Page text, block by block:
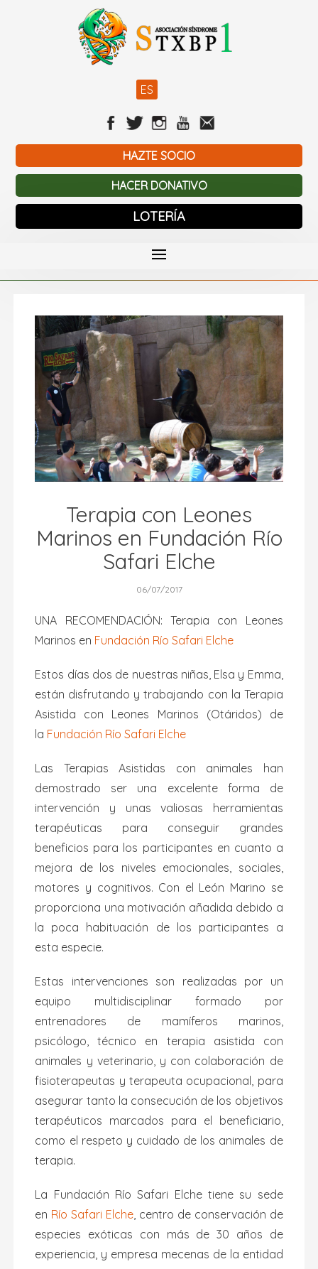
ES
HAZTE SOCIO
HACER DONATIVO
LOTERÍA
Terapia con Leones
Marinos en Fundación Río
Safari Elche
06/07/2017
UNA RECOMENDACIÓN: Terapia con Leones
Marinos en Fundación Río Safari Elche
Estos días dos de nuestras niñas, Elsa y Emma,
están disfrutando y trabajando con la Terapia
Asistida con Leones Marinos (Otáridos) de
la Fundación Río Safari Elche
Las Terapias Asistidas con animales han
demostrado ser una excelente forma de
intervención y unas valiosas herramientas
terapéuticas para conseguir grandes
beneficios para los participantes en cuanto a
mejora de los niveles emocionales, sociales,
motores y cognitivos. Con el León Marino se
proporciona una motivación añadida debido a
la poca habituación de los participantes a
esta especie.
Estas intervenciones son realizadas por un
equipo multidisciplinar formado por
entrenadores de mamíferos marinos,
psicólogo, técnico en terapia asistida con
animales y veterinario, y con colaboración de
fisioterapeutas y terapeuta ocupacional, para
asegurar tanto la consecución de los objetivos
terapéuticos marcados para el beneficiario,
como el respeto y cuidado de los animales de
terapia.
La Fundación Río Safari Elche tiene su sede
en Río Safari Elche, centro de conservación de
especies exóticas con más de 30 años de
experiencia, y empresa mecenas de la entidad